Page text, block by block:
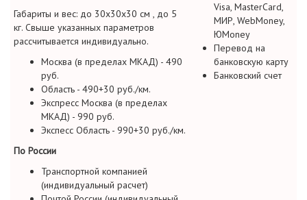
Габариты и вес: до 30х30х30 см , до 5
кг. Свыше указанных параметров
рассчитывается индивидуально.
Москва (в пределах МКАД) - 490
руб.
Область - 490+30 руб./км.
Экспресс Москва (в пределах
МКАД) - 990 руб.
Экспесс Область - 990+30 руб./км.
По России
Транспортной компанией
(индивидуальный расчет)
Visa, MasterCard,
МИР, WebMoney,
ЮMoney
Перевод на
банковскую карту
Банковский счет